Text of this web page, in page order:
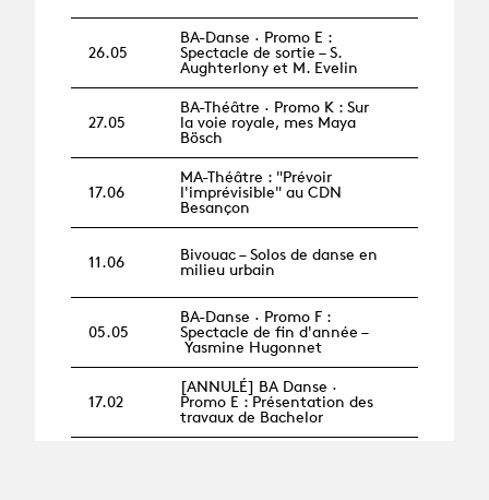
26.05
BA-Danse · Promo E :
Spectacle de sortie – S.
Aughterlony et M. Evelin
27.05
BA-Théâtre · Promo K : Sur
la voie royale, mes Maya
Bösch
17.06
MA-Théâtre : "Prévoir
l'imprévisible" au CDN
Besançon
11.06
Bivouac – Solos de danse en
milieu urbain
05.05
BA-Danse · Promo F :
Spectacle de fin d'année –
Yasmine Hugonnet
17.02
[ANNULÉ] BA Danse ·
Promo E : Présentation des
travaux de Bachelor